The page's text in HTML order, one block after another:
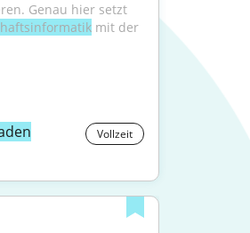
Genau hier setzt
mit der
Vollzeit